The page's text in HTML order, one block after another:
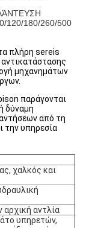
120/180/260/500
πλήρη sereis
μηχανημάτων
παράγονται
δύναμη
από τη
την υπηρεσία
χαλκός και
αντλία
υπηρετών,